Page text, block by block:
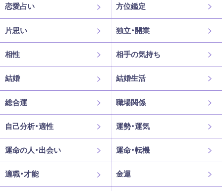
恋愛占い 方位鑑定
片思い 独立・開業
相性 相手の気持ち
結婚 結婚生活
総合運 職場関係
自己分析・適性 運勢・運気
運命の人・出会い 運命・転機
適職・才能 金運